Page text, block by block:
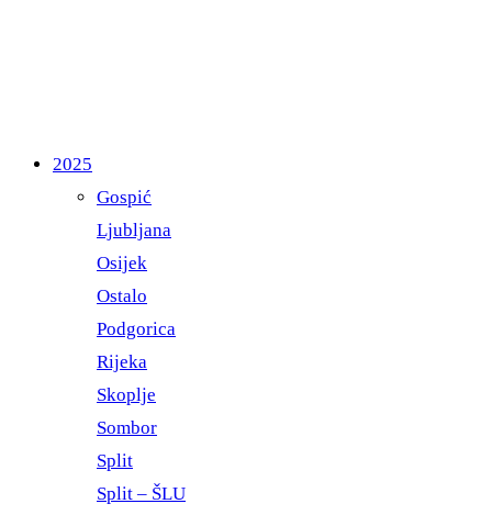
2025
Gospić
Ljubljana
Osijek
Ostalo
Podgorica
Rijeka
Skoplje
Sombor
Split
Split – ŠLU